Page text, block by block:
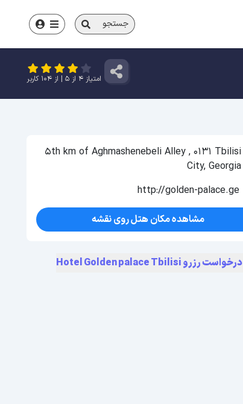
جستجو
امتیاز 4 از 5 | از 104 کاربر
5th km of Aghmashenebeli Alley , 0131 Tbilisi
City, Georgia
http://golden-palace.ge
مشاهده مکان هتل روی نقشه
درخواست رزرو Hotel Golden palace Tbilisi